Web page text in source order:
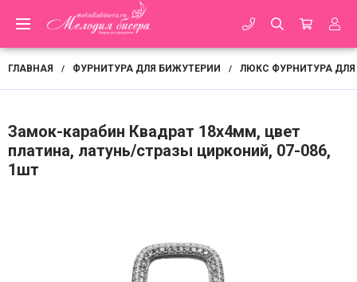
ГЛАВНАЯ / ФУРНИТУРА ДЛЯ БИЖУТЕРИИ / ЛЮКС ФУРНИТУРА
Замок-карабин Квадрат 18х4мм, цвет
платина, латунь/стразы цирконий, 07-086,
1шт